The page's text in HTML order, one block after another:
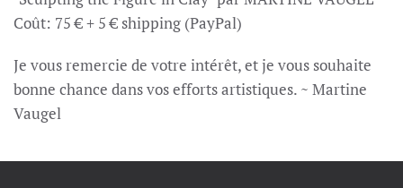
Coût: 75 € + 5 € shipping (PayPal)
Je vous remercie de votre intérêt, et je vous souhaite
bonne chance dans vos efforts artistiques. ~ Martine
Vaugel